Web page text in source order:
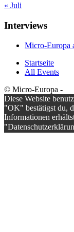
« Juli
Interviews
Micro-Europa
Startseite
All Events
© Micro-Europa -
Diese Website
"OK" bestätigst du,
Informationen